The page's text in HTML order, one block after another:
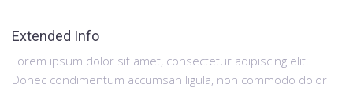
Extended Info
Lorem ipsum dolor sit amet, consectetur adipiscing elit.
Donec condimentum accumsan ligula, non commodo dolor